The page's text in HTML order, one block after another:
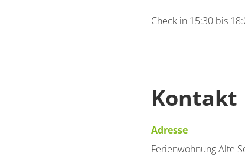
Check in 15:30 bis
Kontakt
Adresse
Ferienwohnung Alte